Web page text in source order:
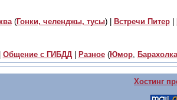
(Гонки, челенджы, тусы) | Встречи Питер|
Общение с ГИБДД| Разное(Юмор, Барахолка
Хостинг